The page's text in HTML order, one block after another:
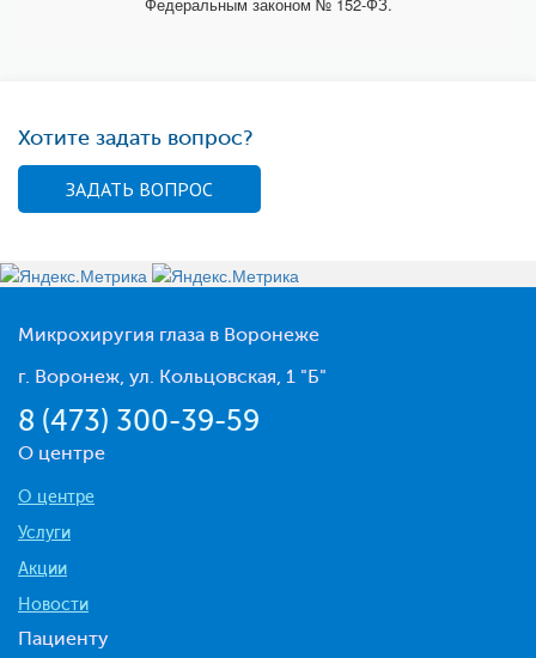
Хотите задать вопрос?
ЗАДАТЬ ВОПРОС
Микрохиругия глаза в Воронеже
г. Воронеж, ул. Кольцовская, 1 "Б"
8 (473) 300-39-59
О центре
О центре
Услуги
Акции
Новости
Пациенту